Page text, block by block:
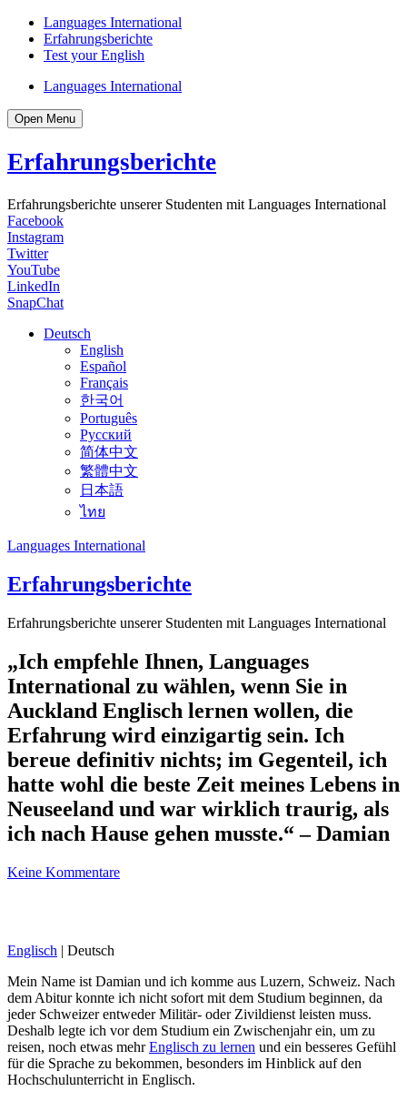
Languages International
Erfahrungsberichte
Test your English
Languages International
Open Menu
Erfahrungsberichte
Erfahrungsberichte unserer Studenten mit Languages International
Facebook
Instagram
Twitter
YouTube
LinkedIn
SnapChat
Deutsch
English
Español
Français
한국어
Português
Русский
简体中文
繁體中文
日本語
ไทย
Languages International
Erfahrungsberichte
Erfahrungsberichte unserer Studenten mit Languages International
„Ich empfehle Ihnen, Languages
International zu wählen, wenn Sie in
Auckland Englisch lernen wollen, die
Erfahrung wird einzigartig sein. Ich
bereue definitiv nichts; im Gegenteil, ich
hatte wohl die beste Zeit meines Lebens in
Neuseeland und war wirklich traurig, als
ich nach Hause gehen musste.“ – Damian
Keine Kommentare
Englisch | Deutsch
Mein Name ist Damian und ich komme aus Luzern, Schweiz. Nach
dem Abitur konnte ich nicht sofort mit dem Studium beginnen, da
jeder Schweizer entweder Militär- oder Zivildienst leisten muss.
Deshalb legte ich vor dem Studium ein Zwischenjahr ein, um zu
reisen, noch etwas mehrEnglisch zu lernen und ein besseres Gefühl
für die Sprache zu bekommen, besonders im Hinblick auf den
Hochschulunterricht in Englisch.